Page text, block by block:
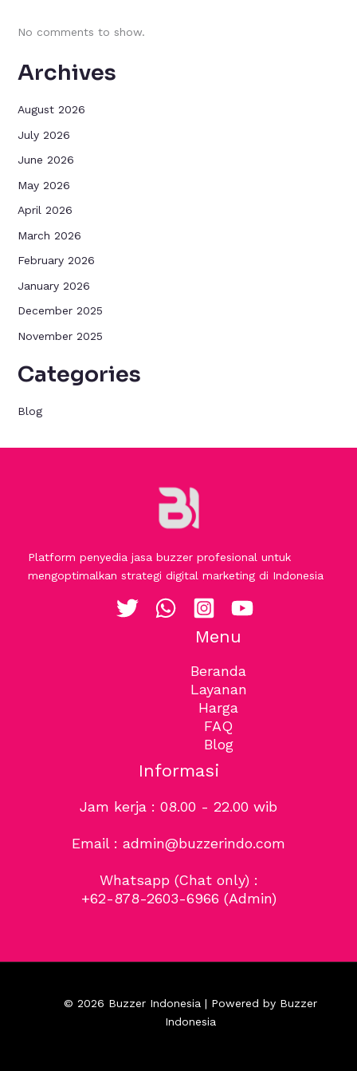
No comments to show.
Archives
August 2026
July 2026
June 2026
May 2026
April 2026
March 2026
February 2026
January 2026
December 2025
November 2025
Categories
Blog
Platform penyedia jasa buzzer profesional untuk
mengoptimalkan strategi digital marketing di Indonesia
Menu
Beranda
Layanan
Harga
FAQ
Blog
Informasi
Jam kerja : 08.00 - 22.00 wib
Email : admin@buzzerindo.com
Whatsapp (Chat only) :
+62-878-2603-6966 (Admin)
© 2026 Buzzer Indonesia | Powered by Buzzer
Indonesia